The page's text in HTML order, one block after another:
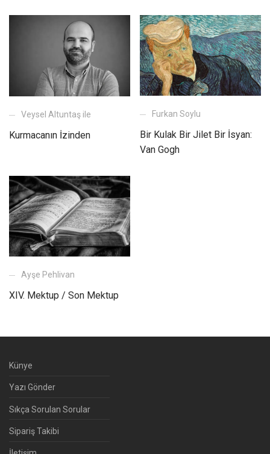
Veysel Altuntaş ile
Kurmacanın İzinden
Furkan Soylu
Bir Kulak Bir Jilet Bir İsyan:
Van Gogh
Ayşe Pehlivan
XIV. Mektup / Son Mektup
Künye
Yazı Gönder
Sıkça Sorulan Sorular
Sipariş Takibi